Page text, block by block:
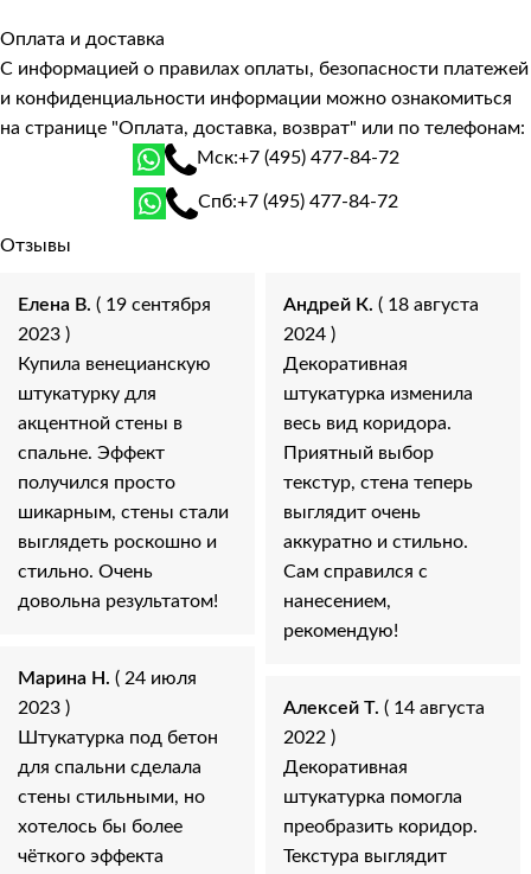
Оплата и доставка
С информацией о правилах оплаты, безопасности платежей
и конфиденциальности информации можно ознакомиться
на странице "Оплата, доставка, возврат" или по телефонам:
Мск:+7 (495) 477-84-72
Спб:+7 (495) 477-84-72
Отзывы
Елена В. ( 19 сентября
2023 )
Купила венецианскую
штукатурку для
акцентной стены в
спальне. Эффект
получился просто
шикарным, стены стали
выглядеть роскошно и
стильно. Очень
довольна результатом!
Марина Н. ( 24 июля
2023 )
Штукатурка под бетон
для спальни сделала
стены стильными, но
хотелось бы более
чёткого эффекта
Андрей К. ( 18 августа
2024 )
Декоративная
штукатурка изменила
весь вид коридора.
Приятный выбор
текстур, стена теперь
выглядит очень
аккуратно и стильно.
Сам справился с
нанесением,
рекомендую!
Алексей Т. ( 14 августа
2022 )
Декоративная
штукатурка помогла
преобразить коридор.
Текстура выглядит